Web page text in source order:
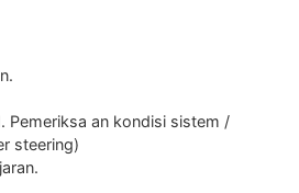
Pemeriksa an kondisi sistem /
steering)